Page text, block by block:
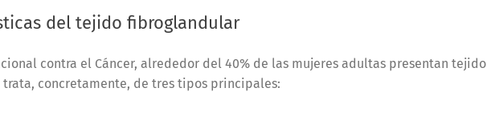
del tejido fibroglandular
contra el Cáncer, alrededor del 40% de las mujeres adultas presentan tejido
trata, concretamente, de tres tipos principales: